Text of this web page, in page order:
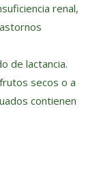
renal,
de lactancia.
secos o a
contienen